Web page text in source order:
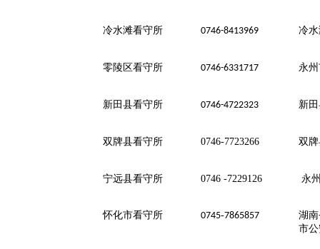
冷水滩看守所 0746-8413969 冷
零陵区看守所 0746-6331717 永
新田县看守所 0746-4722323 新
双牌县看守所 0746-7723266 双
宁远县看守所 0746 -7229126 永
怀化市看守所 0745-7865857
湖
市